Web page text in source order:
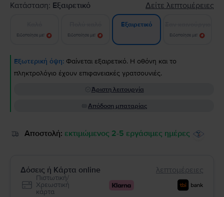
Κατάσταση: Εξαιρετικό Δείτε λεπτομέρειες
Ειδοποίησε με! Ειδοποίησε με!
Εξαιρετικό
Ειδοποίησε με!
Εξωτερική όψη: Φαίνεται εξαιρετικό. Η οθόνη και το
πληκτρολόγιο έχουν επιφανειακές γρατσουνιές.
Άριστη λειτουργία
Απόδοση μπαταρίας
Αποστολή: εκτιμώμενος 2-5 εργάσιμες ημέρες
Δόσεις ή Κάρτα online λεπτομέρειες
Πιστωτική/
Χρεωστική
κάρτα